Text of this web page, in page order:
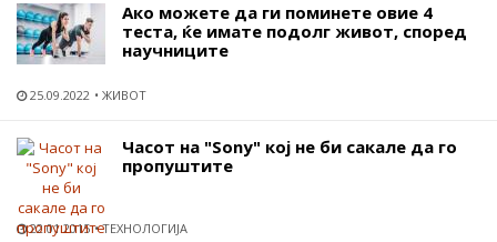
Ако можете да ги поминете овие 4
теста, ќе имате подолг живот, според
научниците
25.09.2022 ЖИВОТ
Часот на "Sony" кој не би сакале да го
пропуштите
22.01.2015 ТЕХНОЛОГИЈА